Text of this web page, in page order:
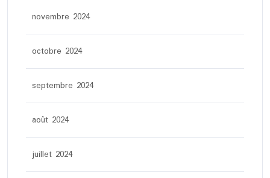
novembre 2024
octobre 2024
septembre 2024
août 2024
juillet 2024